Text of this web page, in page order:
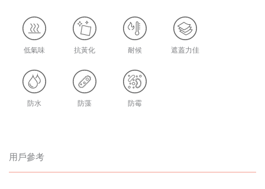
低氣味 抗黃化 耐候 遮蓋力佳
防水 防藻 防霉
用戶參考